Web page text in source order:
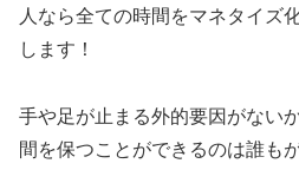
人なら全ての時間をマネタイズ
します！
手や足が止まる外的要因がない
間を保つことができるのは誰も